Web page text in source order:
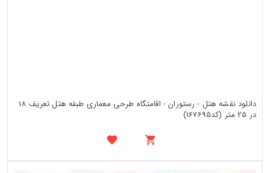
دانلود نقشه هتل - رستوران - اقامتگاه طرحی معماری طبقه هتل تعریف 18
در 25 متر (کد167695)